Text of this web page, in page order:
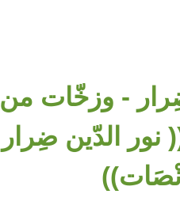
- وزخّات من
نور الدّين ضِرار